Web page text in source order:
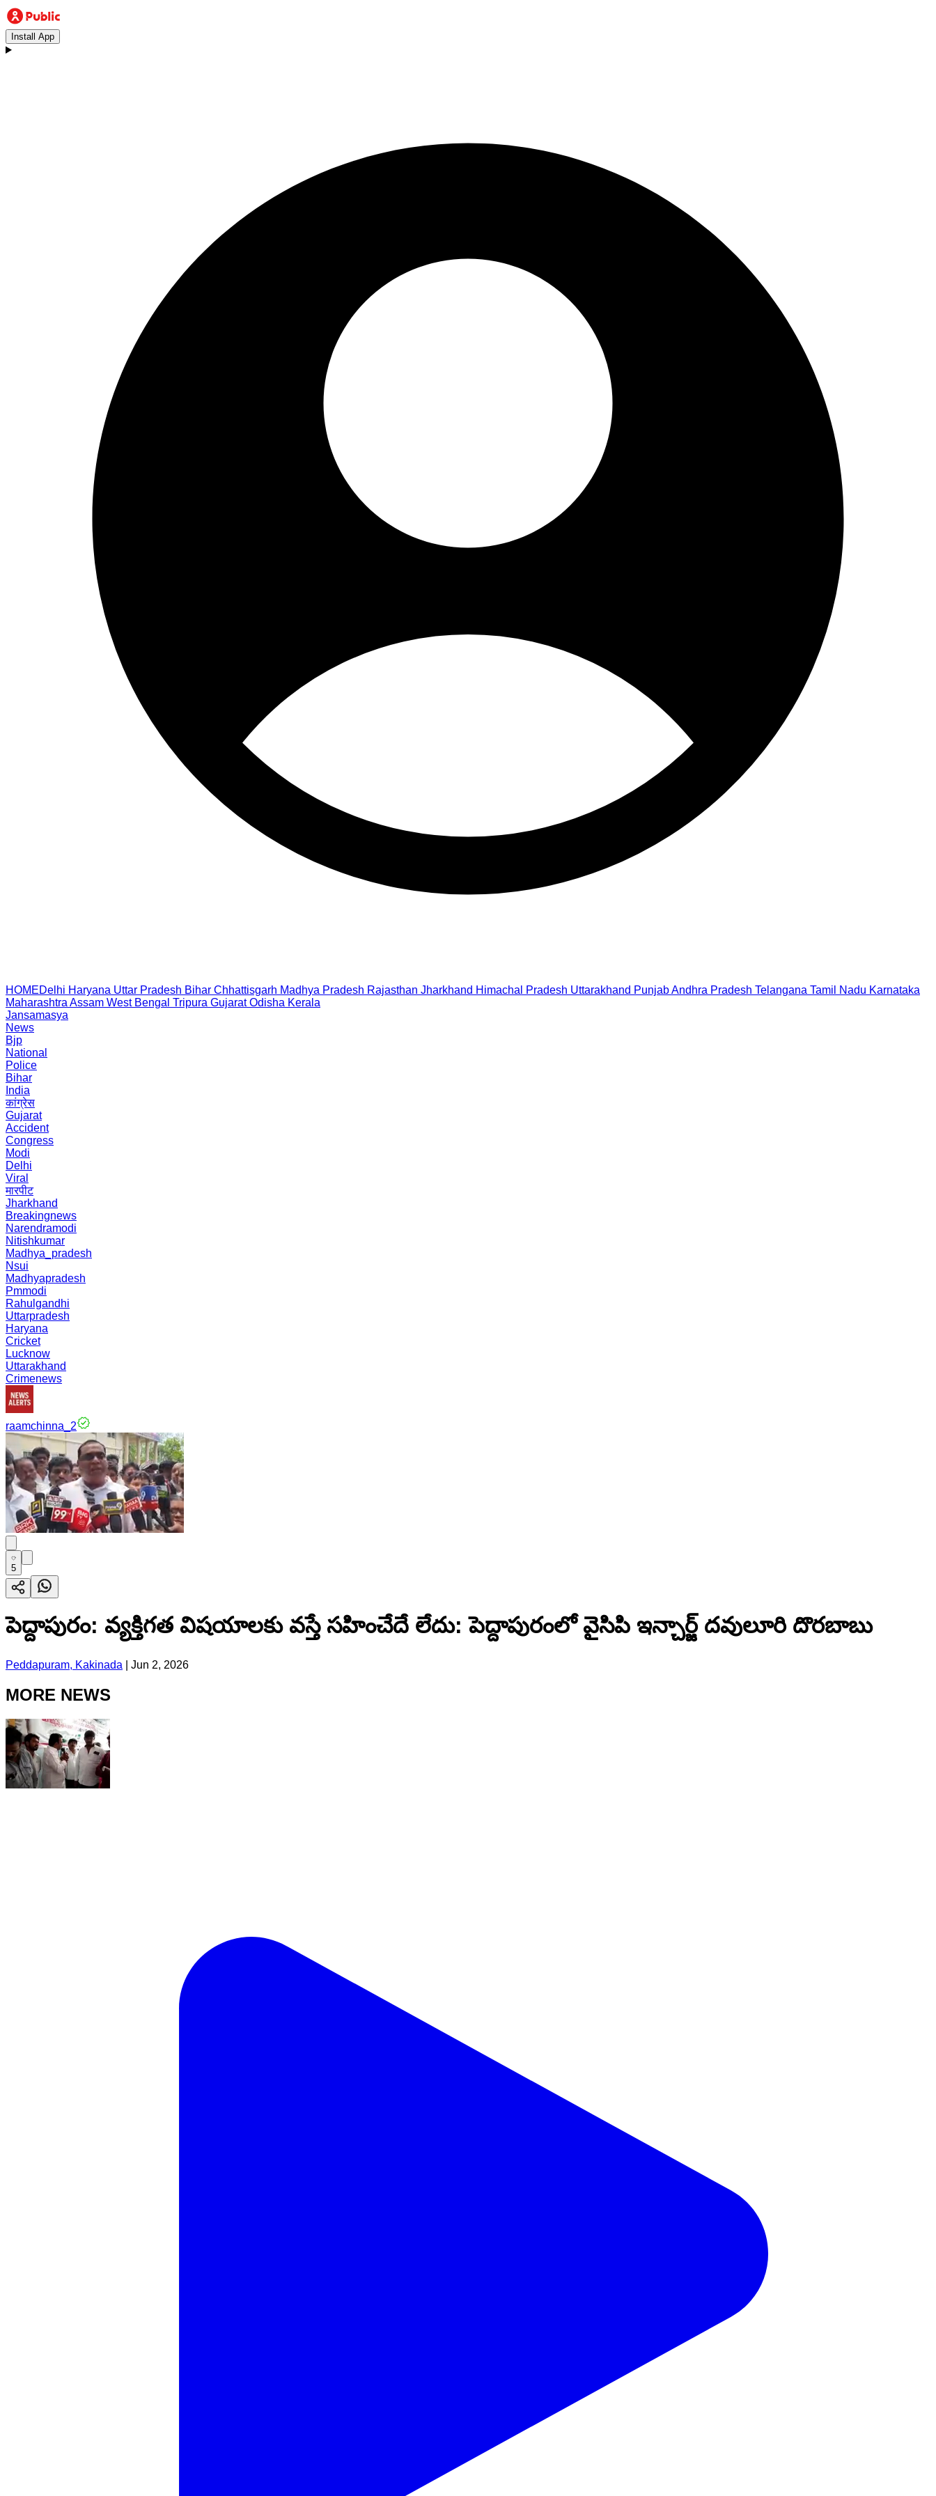
Install App
HOMEDelhi Haryana Uttar Pradesh Bihar Chhattisgarh Madhya Pradesh Rajasthan Jharkhand Himachal Pradesh Uttarakhand PunjabAndhra Pradesh Telangana Tamil Nadu Karnataka
Maharashtra Assam West Bengal Tripura Gujarat Odisha Kerala
Jansamasya
News
Bjp
National
Police
Bihar
India
कांग्रेस
Gujarat
Accident
Congress
Modi
Delhi
Viral
मारपीट
Jharkhand
Breakingnews
Narendramodi
Nitishkumar
Madhya_pradesh
Nsui
Madhyapradesh
Pmmodi
Rahulgandhi
Uttarpradesh
Haryana
Cricket
Lucknow
Uttarakhand
Crimenews
raamchinna_2
5
పెద్దాపురం: వ్యక్తిగత విషయాలకు వస్తే సహించేదే లేదు: పెద్దాపురంలో వైసిపి ఇన్చార్జ్ దవులూరి దొరబాబు
Peddapuram, Kakinada Jun 2, 2026
MORE NEWS